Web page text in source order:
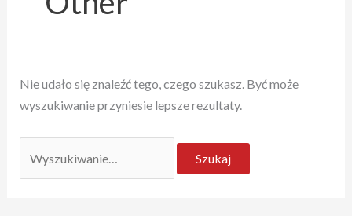
Nie udało się znaleźć tego, czego szukasz. Być może
wyszukiwanie przyniesie lepsze rezultaty.
dla: